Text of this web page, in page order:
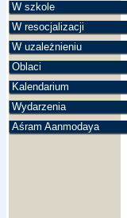
W szkole
W resocjalizacji
W uzależnieniu
Oblaci
Kalendarium
Wydarzenia
Aśram Aanmodaya